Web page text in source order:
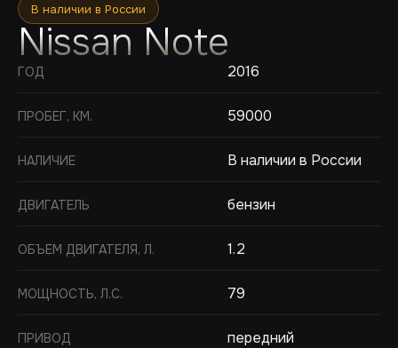
В наличии в России
Nissan Note
ГОД 2016
ПРОБЕГ, КМ. 59000
НАЛИЧИЕ В наличии в России
ДВИГАТЕЛЬ бензин
ОБЪЕМ ДВИГАТЕЛЯ, Л. 1.2
МОЩНОСТЬ, Л.С. 79
ПРИВОД передний